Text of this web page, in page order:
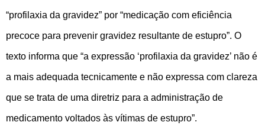
“profilaxia da gravidez” por “medicação com eficiência
precoce para prevenir gravidez resultante de estupro”. O
texto informa que “a expressão ‘profilaxia da gravidez’ não é
a mais adequada tecnicamente e não expressa com clareza
que se trata de uma diretriz para a administração de
medicamento voltados às vítimas de estupro”.